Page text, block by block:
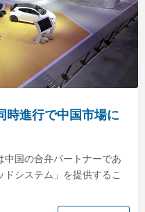
時進行で中国市場に
中国の合弁パートナーであ
ドシステム」を提供するこ